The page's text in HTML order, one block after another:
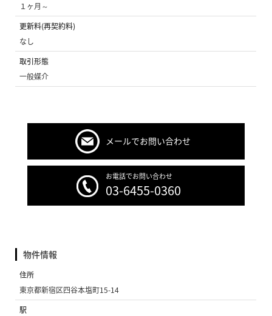
１ヶ月～
更新料(再契約料)
なし
取引形態
一般媒介
メールでお問い合わせ
お電話でお問い合わせ
03-6455-0360
物件情報
住所
東京都新宿区四谷本塩町15-14
駅